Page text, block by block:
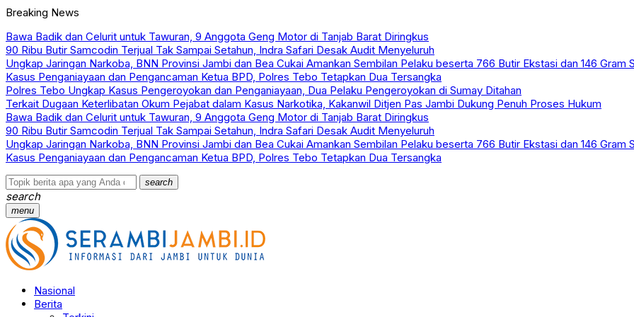
Breaking News
Bawa Badik dan Celurit untuk Tawuran, 9 Anggota Geng Motor di Tanjab Barat Diringkus
90 Ribu Butir Samcodin Terjual Tak Sampai Setahun, Indra Safari Desak Audit Menyeluruh
Ungkap Jaringan Narkoba, BNN Provinsi Jambi dan Bea Cukai Amankan Sembilan Pelaku beserta 766 Butir Ekstasi dan 146 Gram
Kasus Penganiayaan dan Pengancaman Ketua BPD, Polres Tebo Tetapkan Dua Tersangka
Polres Tebo Ungkap Kasus Pengeroyokan dan Penganiayaan, Dua Pelaku Pengeroyokan di Sumay Ditahan
Terkait Dugaan Keterlibatan Okum Pejabat dalam Kasus Narkotika, Kakanwil Ditjen Pas Jambi Dukung Penuh Proses Hukum
Bawa Badik dan Celurit untuk Tawuran, 9 Anggota Geng Motor di Tanjab Barat Diringkus
90 Ribu Butir Samcodin Terjual Tak Sampai Setahun, Indra Safari Desak Audit Menyeluruh
Ungkap Jaringan Narkoba, BNN Provinsi Jambi dan Bea Cukai Amankan Sembilan Pelaku beserta 766 Butir Ekstasi dan 146 Gram
Kasus Penganiayaan dan Pengancaman Ketua BPD, Polres Tebo Tetapkan Dua Tersangka
search
search
menu
Nasional
Berita